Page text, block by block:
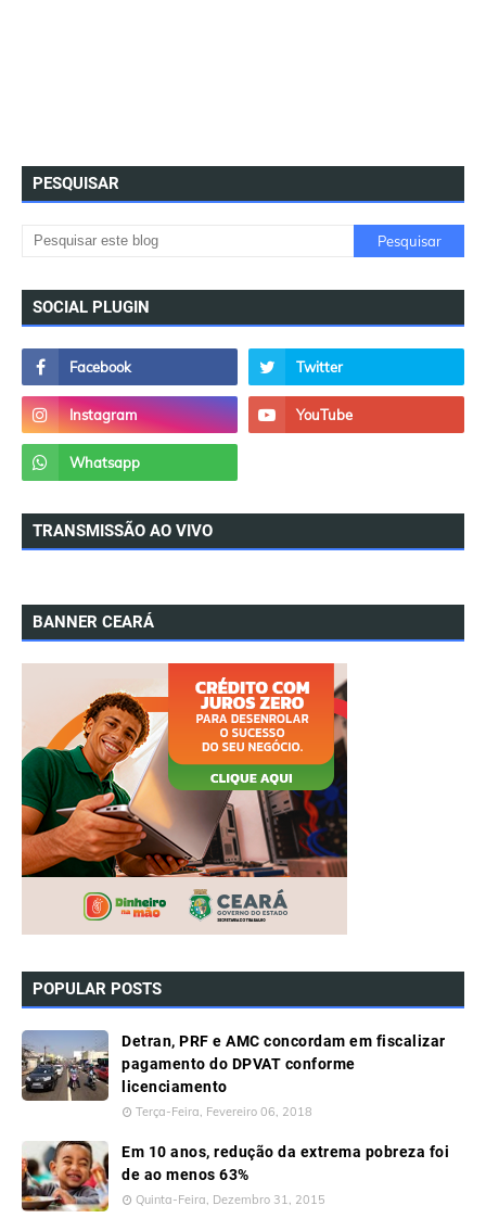
PESQUISAR
SOCIAL PLUGIN
TRANSMISSÃO AO VIVO
BANNER CEARÁ
POPULAR POSTS
Detran, PRF e AMC concordam em fiscalizar
pagamento do DPVAT conforme
licenciamento
Terça-Feira, Fevereiro 06, 2018
Em 10 anos, redução da extrema pobreza foi
de ao menos 63%
Quinta-Feira, Dezembro 31, 2015